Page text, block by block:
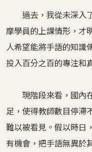
過去，我從未深入
摩學員的上課情形，才
人希望能將手語的知識
投入百分之百的專注和
現階段來看，國內
足，使得教師數目停滯
難以被看見。假以時日
有機會，把手語無異於